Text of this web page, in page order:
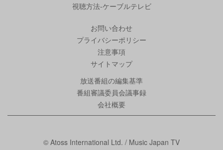
視聴方法-ケーブルテレビ
お問い合わせ
プライバシーポリシー
注意事項
サイトマップ
放送番組の編集基準
番組審議委員会議事録
会社概要
© Atoss International Ltd. / Music Japan TV